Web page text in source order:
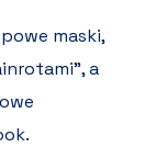
maski,
a